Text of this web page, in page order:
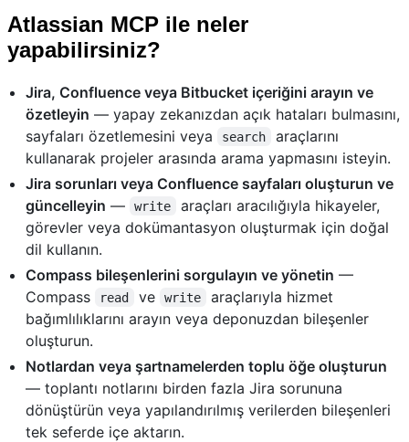
Atlassian MCP ile neler
yapabilirsiniz?
Jira, Confluence veya Bitbucket içeriğini arayın ve
özetleyin — yapay zekanızdan açık hataları bulmasını,
sayfaları özetlemesini veya
search
araçlarını
kullanarak projeler arasında arama yapmasını isteyin.
Jira sorunları veya Confluence sayfaları oluşturun ve
güncelleyin — write
araçları aracılığıyla hikayeler,
görevler veya dokümantasyon oluşturmak için doğal
dil kullanın.
Compass bileşenlerini sorgulayın ve yönetin —
Compass
read ve write
araçlarıyla hizmet
bağımlılıklarını arayın veya deponuzdan bileşenler
oluşturun.
Notlardan veya şartnamelerden toplu öğe oluşturun
— toplantı notlarını birden fazla Jira sorununa
dönüştürün veya yapılandırılmış verilerden bileşenleri
tek seferde içe aktarın.